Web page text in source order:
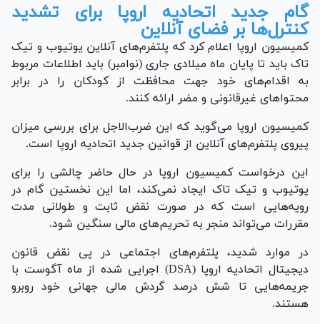
گام جدید اتحادیه اروپا برای تشدید
کنترل‌ها بر فضای آنلاین
کمیسیون اروپا اعلام کرد که پلتفرم‌های آنلاین یوتیوب و تیک
تاک باید تا پایان ماه میلادی جاری (نوامبر) باید اطلاعات مربوط
به اقدام‌های خود جهت محافظت از کودکان را در برابر
محتوا‌های غیرقانونی و مضر ارائه کنند.
کمیسیون اروپا می‌گوید که این ضرب‌الاجل برای بررسی میزان
پیروی پلتفرم‌های آنلاین از قوانین جدید اتحادیه اروپا است.
این درخواست کمیسیون اروپا در حال حاضر چالشی را برای
یوتیوب و تیک تاک ایجاد نمی‌کند، اما این نخستین گام در
رویه‌هایی است که در صورت نقض ثابت و طولانی مدت
مقررات می‌تواند منجر به تحریم‌های مالی سنگین شود.
در موارد شدید، پلتفرم‌های اجتماعی در پی نقض قانون
دیجیتال اتحادیه اروپا (DSA) اجرایی شده از ماه آگوست با
جریمه‌هایی تا شش درصد گردش مالی جهانی خود روبرو
هستند.